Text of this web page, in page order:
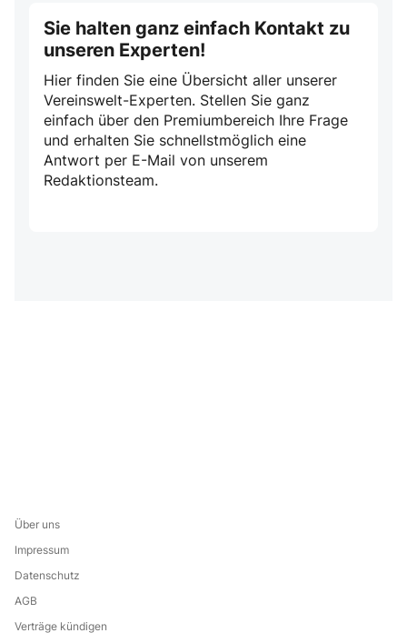
Sie halten ganz einfach Kontakt zu
unseren Experten!
Hier finden Sie eine Übersicht aller unserer
Vereinswelt-Experten. Stellen Sie ganz
einfach über den Premiumbereich Ihre Frage
und erhalten Sie schnellstmöglich eine
Antwort per E-Mail von unserem
Redaktionsteam.
Über uns
Impressum
Datenschutz
AGB
Verträge kündigen